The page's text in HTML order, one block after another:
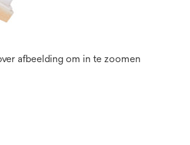
afbeelding om in te zoomen